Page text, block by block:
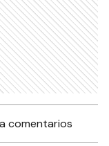
comentarios